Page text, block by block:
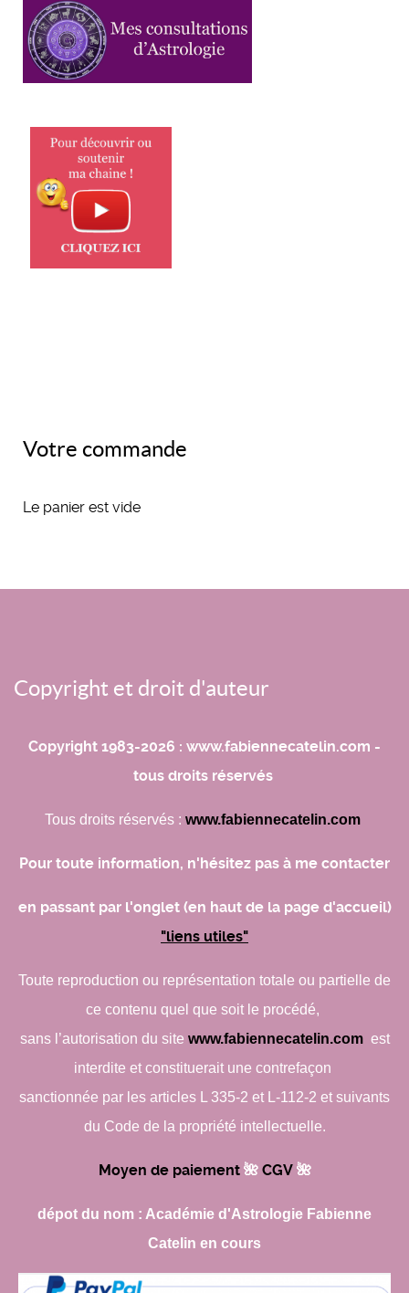
Votre commande
Le panier est vide
Copyright et droit d'auteur
Copyright 1983-2026 : www.fabiennecatelin.com -
tous droits réservés
Tous droits réservés : www.fabiennecatelin.com
Pour toute information, n'hésitez pas à me contacter
en passant par l'onglet (en haut de la page d'accueil)
"liens utiles"
Toute reproduction ou représentation totale ou partielle de
ce contenu quel que soit le procédé,
sans l’autorisation du site www.fabiennecatelin.com est
interdite et constituerait une contrefaçon
sanctionnée par les articles L 335-2 et L-112-2 et suivants
du Code de la propriété intellectuelle.
Moyen de paiement🌺​ CGV 🌺​
dépot du nom : Académie d'Astrologie Fabienne
Catelin en cours